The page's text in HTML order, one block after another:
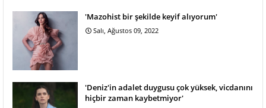
'Mazohist bir şekilde keyif alıyorum'
Salı, Ağustos 09, 2022
'Deniz'in adalet duygusu çok yüksek, vicdanını
hiçbir zaman kaybetmiyor'